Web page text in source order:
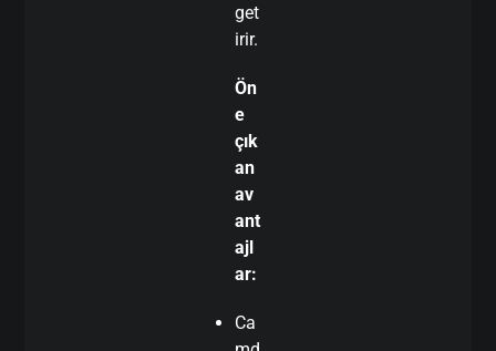
get
irir.
Ön
e
çık
an
av
ant
ajl
ar:
Ca